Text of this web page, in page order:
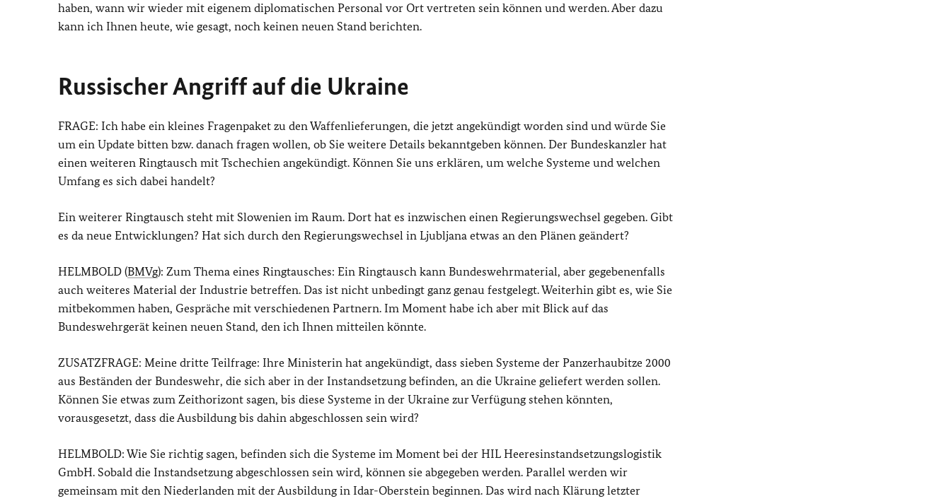
haben, wann wir wieder mit eigenem diplomatischen Personal vor Ort vertreten sein können und werden. Aber dazu
kann ich Ihnen heute, wie gesagt, noch keinen neuen Stand berichten.
Russischer Angriff auf die Ukraine
FRAGE: Ich habe ein kleines Fragenpaket zu den Waffenlieferungen, die jetzt angekündigt worden sind und würde Sie
um ein Update bitten bzw. danach fragen wollen, ob Sie weitere Details bekanntgeben können. Der Bundeskanzler hat
einen weiteren Ringtausch mit Tschechien angekündigt. Können Sie uns erklären, um welche Systeme und welchen
Umfang es sich dabei handelt?
Ein weiterer Ringtausch steht mit Slowenien im Raum. Dort hat es inzwischen einen Regierungswechsel gegeben. Gibt
es da neue Entwicklungen? Hat sich durch den Regierungswechsel in Ljubljana etwas an den Plänen geändert?
HELMBOLD (BMVg): Zum Thema eines Ringtausches: Ein Ringtausch kann Bundeswehrmaterial, aber gegebenenfalls
auch weiteres Material der Industrie betreffen. Das ist nicht unbedingt ganz genau festgelegt. Weiterhin gibt es, wie Sie
mitbekommen haben, Gespräche mit verschiedenen Partnern. Im Moment habe ich aber mit Blick auf das
Bundeswehrgerät keinen neuen Stand, den ich Ihnen mitteilen könnte.
ZUSATZFRAGE: Meine dritte Teilfrage: Ihre Ministerin hat angekündigt, dass sieben Systeme der Panzerhaubitze 2000
aus Beständen der Bundeswehr, die sich aber in der Instandsetzung befinden, an die Ukraine geliefert werden sollen.
Können Sie etwas zum Zeithorizont sagen, bis diese Systeme in der Ukraine zur Verfügung stehen könnten,
vorausgesetzt, dass die Ausbildung bis dahin abgeschlossen sein wird?
HELMBOLD: Wie Sie richtig sagen, befinden sich die Systeme im Moment bei der HIL Heeresinstandsetzungslogistik
GmbH. Sobald die Instandsetzung abgeschlossen sein wird, können sie abgegeben werden. Parallel werden wir
gemeinsam mit den Niederlanden mit der Ausbildung in Idar-Oberstein beginnen. Das wird nach Klärung letzter